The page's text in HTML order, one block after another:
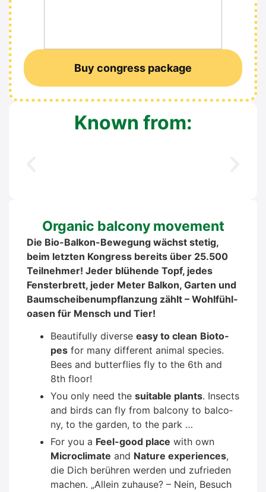
Buy con­gress packa­ge
Known from:
Orga­nic bal­c­o­ny move­ment
Die Bio-Bal­kon-Bewe­gung wächst ste­tig,
beim letz­ten Kon­gress bereits über 25.500
Teil­neh­mer! Jeder blü­hen­de Topf, jedes
Fens­ter­brett, jeder Meter Bal­kon, Gar­ten und
Baum­schei­ben­umpflan­zung zählt – Wohl­fühl­
oa­sen für Mensch und Tier!
Beau­tiful­ly diver­se easy to clean Bio­to­
pes for many dif­fe­rent ani­mal spe­ci­es.
Bees and but­ter­flies fly to the 6th and
8th flo­or!
You only need the sui­ta­ble plants. Insects
and birds can fly from bal­c­o­ny to bal­c­o­
ny, to the gar­den, to the park …
For you a Feel-good place with own
Micro­cli­ma­te and Natu­re expe­ri­en­ces,
die Dich berüh­ren wer­den und zufrie­den
machen. „Allein zuhau­se? – Nein, Besuch